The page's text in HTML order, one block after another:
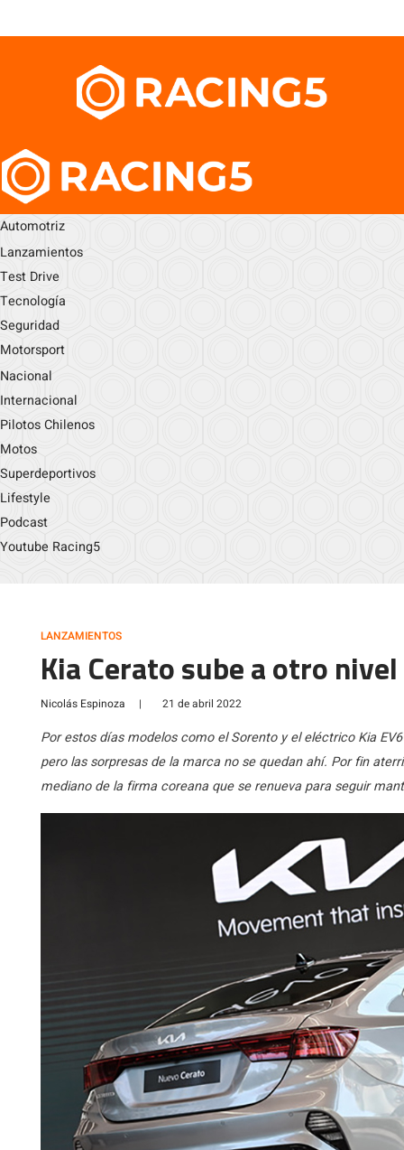
Automotriz
Lanzamientos
Test Drive
Tecnología
Seguridad
Motorsport
Nacional
Internacional
Pilotos Chilenos
Motos
Superdeportivos
Lifestyle
Podcast
Youtube Racing5
LANZAMIENTOS
Kia Cerato sube a otro
Nicolás Espinoza | 21 de abril 2022
Por estos días modelos como el Sorento y el eléctrico Kia
pero las sorpresas de la marca no se quedan ahí. Por fin
mediano de la firma coreana que se renueva para seguir